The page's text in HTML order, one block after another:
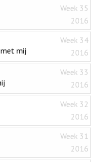
Week 35
2016
Week 34
2016
mij
Week 33
2016
Week 32
2016
Week 31
2016